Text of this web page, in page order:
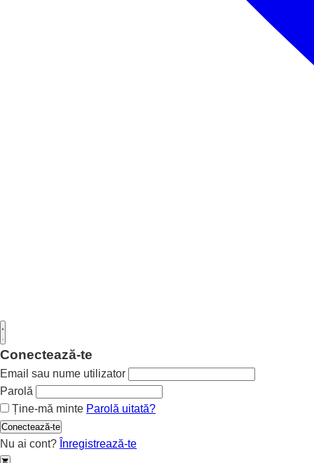
Conectează-te
Email sau nume utilizator
Parolă
Ține-mă minte Parolă uitată?
Conectează-te
Nu ai cont? Înregistrează-te